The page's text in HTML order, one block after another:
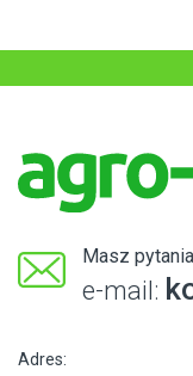
Masz
e-mail:
Adres: